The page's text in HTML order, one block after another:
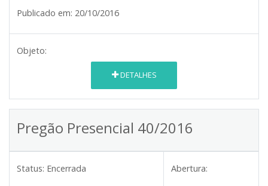
Publicado em: 20/10/2016
Objeto:
DETALHES
Pregão Presencial 40/2016
Status: Encerrada Abertura: